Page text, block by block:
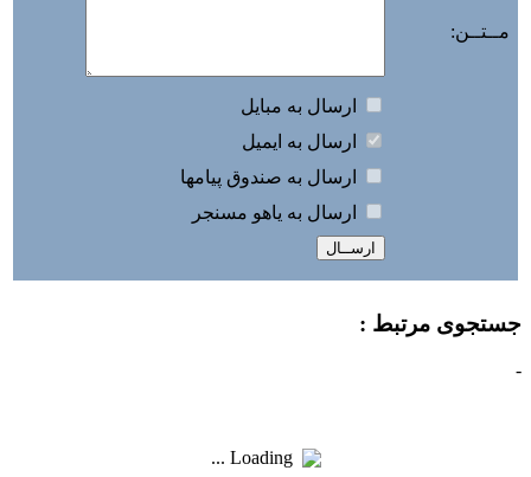
مــتــن:
ارسال به مبايل
ارسال به ايميل
ارسال به صندوق پيامها
ارسال به ياهو مسنجر
جستجوی مرتبط :
-
Loading ...